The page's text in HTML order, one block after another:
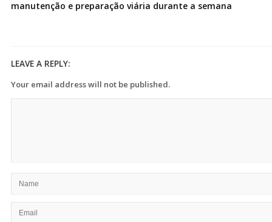
manutenção e preparação viária durante a semana
LEAVE A REPLY:
Your email address will not be published.